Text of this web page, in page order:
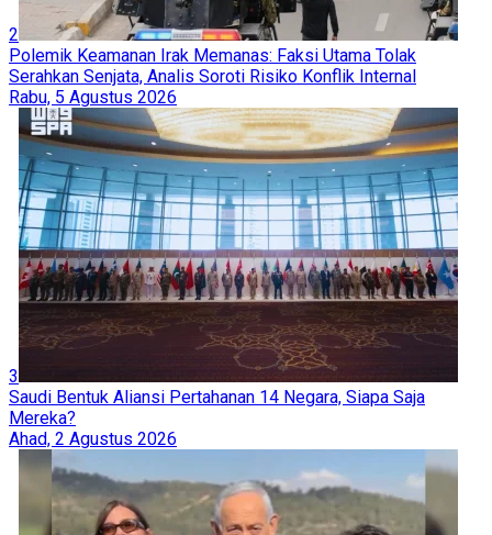
2
Polemik Keamanan Irak Memanas: Faksi Utama Tolak
Serahkan Senjata, Analis Soroti Risiko Konflik Internal
Rabu, 5 Agustus 2026
3
Saudi Bentuk Aliansi Pertahanan 14 Negara, Siapa Saja
Mereka?
Ahad, 2 Agustus 2026